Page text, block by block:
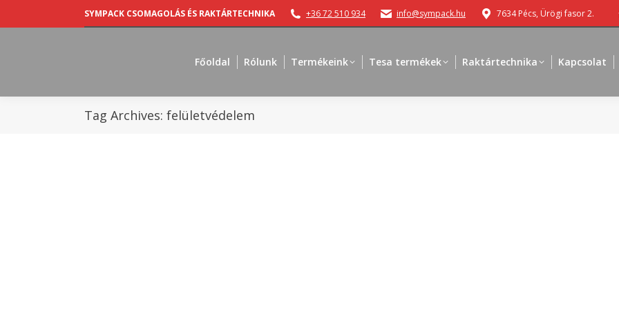
SYMPACK CSOMAGOLÁS ÉS RAKTÁRTECHNIKA +36 72 510 934 info@sympack.hu 7634 Pécs, Ürögi fasor 2.
Főoldal Rólunk Termékeink Tesa termékek Raktártechnika Kapcsolat
Tag Archives: felületvédelem